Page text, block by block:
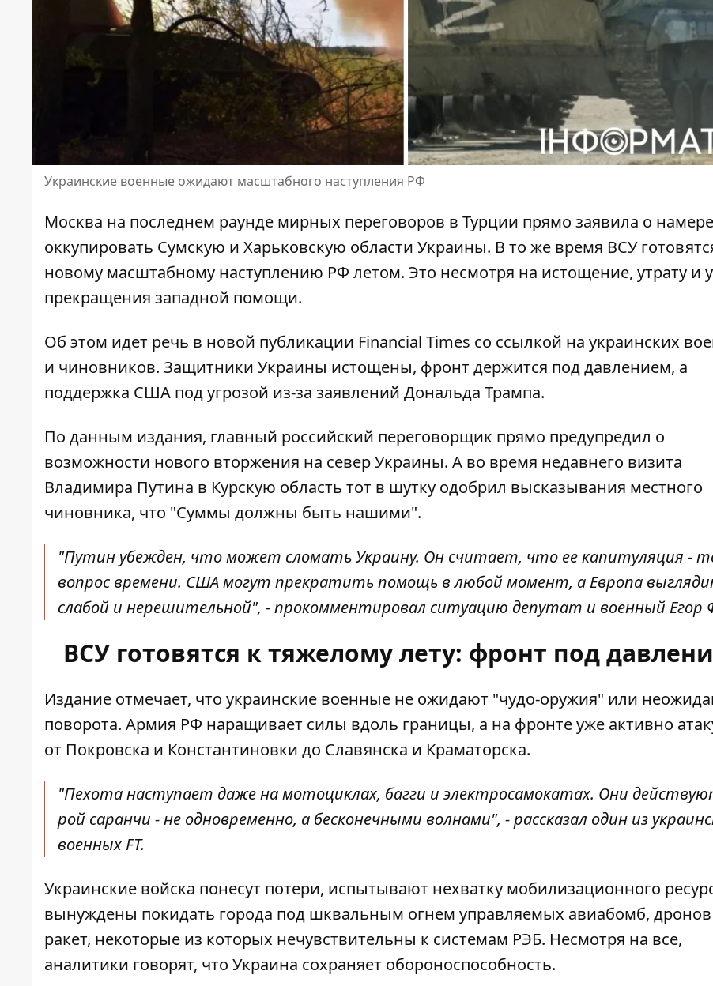
Украинские военные ожидают масштабного наступления РФ
Москва на последнем раунде мирных переговоров в Турции прямо заявила о
оккупировать Сумскую и Харьковскую области Украины. В то же время ВСУ
новому масштабному наступлению РФ летом. Это несмотря на истощение, утрату и
прекращения западной помощи.
Об этом идет речь в новой публикации Financial Times со ссылкой на украинских
и чиновников. Защитники Украины истощены, фронт держится под давлением, а
поддержка США под угрозой из-за заявлений Дональда Трампа.
По данным издания, главный российский переговорщик прямо предупредил о
возможности нового вторжения на север Украины. А во время недавнего визита
Владимира Путина в Курскую область тот в шутку одобрил высказывания местного
чиновника, что "Суммы должны быть нашими".
"Путин убежден, что может сломать Украину. Он считает, что ее капитуляция -
вопрос времени. США могут прекратить помощь в любой момент, а Европа
слабой и нерешительной", - прокомментировал ситуацию депутат и военный Егор
ВСУ готовятся к тяжелому лету: фронт под
Издание отмечает, что украинские военные не ожидают "чудо-оружия" или
поворота. Армия РФ наращивает силы вдоль границы, а на фронте уже активно
от Покровска и Константиновки до Славянска и Краматорска.
"Пехота наступает даже на мотоциклах, багги и электросамокатах. Они
рой саранчи - не одновременно, а бесконечными волнами", - рассказал один из
военных FT.
Украинские войска понесут потери, испытывают нехватку мобилизационного
вынуждены покидать города под шквальным огнем управляемых авиабомб,
ракет, некоторые из которых нечувствительны к системам РЭБ. Несмотря на все,
аналитики говорят, что Украина сохраняет обороноспособность.